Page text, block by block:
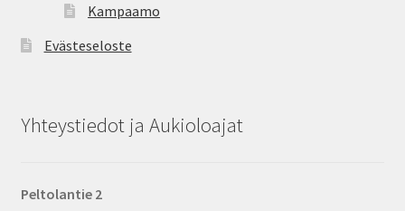
Kampaamo
Evästeseloste
Yhteystiedot ja Aukioloajat
Peltolantie 2